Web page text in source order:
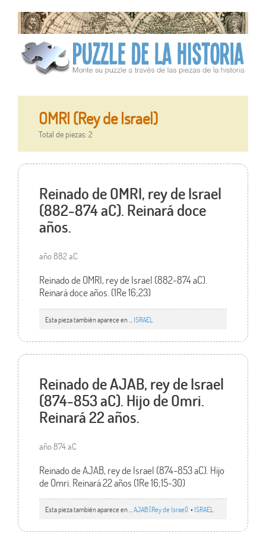
OMRI (Rey de Israel)
Total de piezas: 2
Reinado de OMRI, rey de Israel
(882-874 aC). Reinará doce
años.
año 882 aC
Reinado de OMRI, rey de Israel (882-874 aC).
Reinará doce años. (1Re 16;23)
Esta pieza también aparece en ... ISRAEL
Reinado de AJAB, rey de Israel
(874-853 aC). Hijo de Omri.
Reinará 22 años.
año 874 aC
Reinado de AJAB, rey de Israel (874-853 aC). Hijo
de Omri. Reinará 22 años (1Re 16;15-30)
Esta pieza también aparece en ... AJAB (Rey de Israel) • ISRAEL